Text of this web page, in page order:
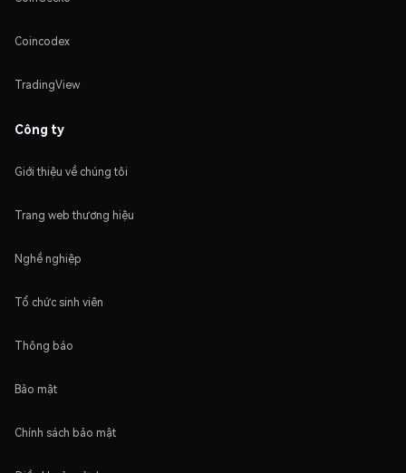
Coincodex
TradingView
Công ty
Giới thiệu về chúng tôi
Trang web thương hiệu
Nghề nghiệp
Tổ chức sinh viên
Thông báo
Bảo mật
Chính sách bảo mật